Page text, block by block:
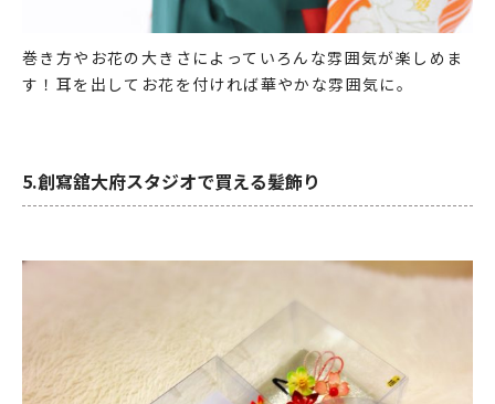
巻き方やお花の大きさによっていろんな雰囲気が楽しめま
す！耳を出してお花を付ければ華やかな雰囲気に。
5.創寫舘大府スタジオで買える髪飾り